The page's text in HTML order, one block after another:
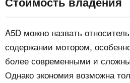
A5D можно назвать
содержании мотором,
более современными и
Однако экономия возможна